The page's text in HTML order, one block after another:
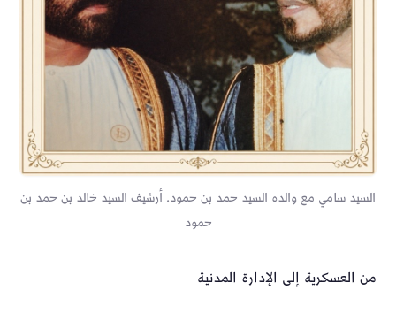
السيد سامي مع والده السيد حمد بن حمود. أرشيف السيد خالد بن حمد بن
حمود
من العسكرية إلى الإدارة المدنية